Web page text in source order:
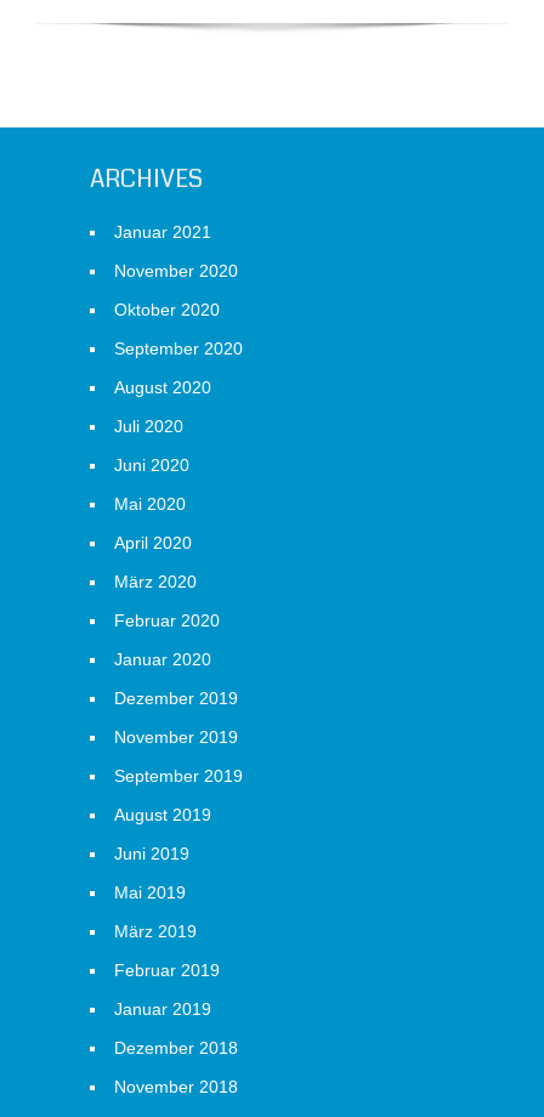
ARCHIVES
Januar 2021
November 2020
Oktober 2020
September 2020
August 2020
Juli 2020
Juni 2020
Mai 2020
April 2020
März 2020
Februar 2020
Januar 2020
Dezember 2019
November 2019
September 2019
August 2019
Juni 2019
Mai 2019
März 2019
Februar 2019
Januar 2019
Dezember 2018
November 2018